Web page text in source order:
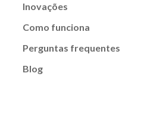
Inovações
Como funciona
Perguntas frequentes
Blog